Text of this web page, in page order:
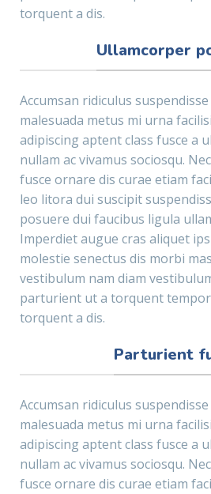
torquent a dis.
Ullamcorper
Accumsan ridiculus
malesuada metus mi urna
adipiscing aptent class fusce a
nullam ac vivamus sociosqu.
fusce ornare dis curae etiam
leo litora dui suscipit
posuere dui faucibus ligula
Imperdiet augue cras aliquet
molestie senectus dis morbi
vestibulum nam diam
parturient ut a torquent
torquent a dis.
Parturient
Accumsan ridiculus
malesuada metus mi urna
adipiscing aptent class fusce a
nullam ac vivamus sociosqu.
fusce ornare dis curae etiam